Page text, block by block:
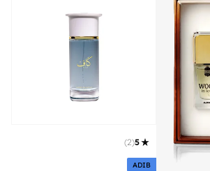
5
(
2
)
ADIB